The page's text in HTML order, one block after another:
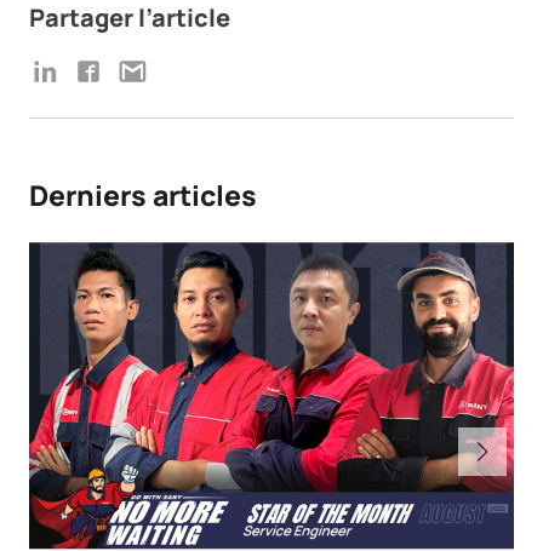
Partager l’article
Derniers articles